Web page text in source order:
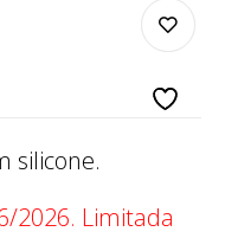
silicone.
2026. Limitada